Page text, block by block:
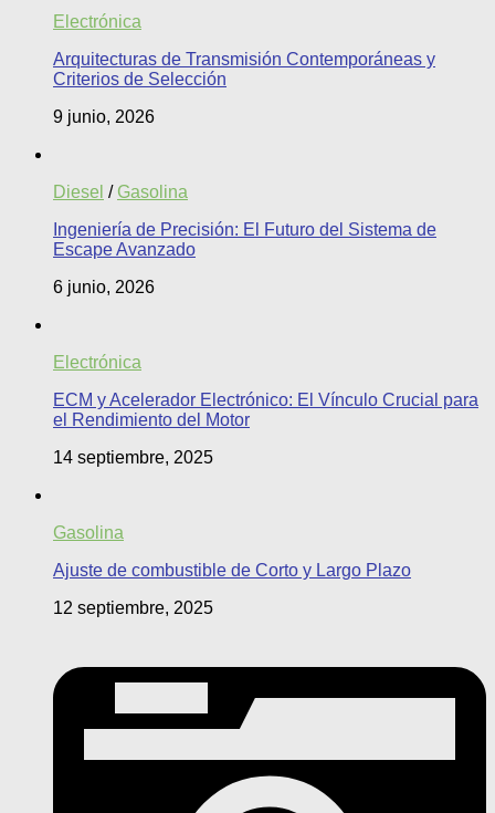
Electrónica
Arquitecturas de Transmisión Contemporáneas y
Criterios de Selección
9 junio, 2026
Diesel / Gasolina
Ingeniería de Precisión: El Futuro del Sistema de
Escape Avanzado
6 junio, 2026
Electrónica
ECM y Acelerador Electrónico: El Vínculo Crucial para
el Rendimiento del Motor
14 septiembre, 2025
Gasolina
Ajuste de combustible de Corto y Largo Plazo
12 septiembre, 2025